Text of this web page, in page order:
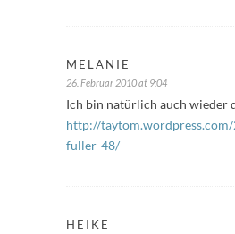
MELANIE
26. Februar 2010 at 9:04
Ich bin natürlich auch wieder
http://taytom.wordpress.com/
fuller-48/
HEIKE